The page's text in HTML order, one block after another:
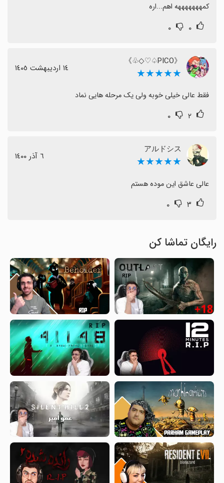
کمهههههههه اهم...اره
۰ ۰
《PICO♤♡◇♧》
★★★★★ ١٤ اردیبهشت ١٤٠٥
فقط عالی خیلی خوبه ولی یک مرحله هایی نماد
۲ ۰
アルドシス
★★★★★ ٦ آذر ١٤٠٠
عالی عاشق این موده هستم
۳ ۰
رایگان تماشا کن